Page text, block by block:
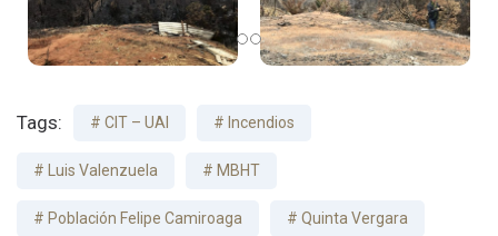
Tags: CIT – UAI Incendios
Luis Valenzuela MBHT
Población Felipe Camiroaga Quinta Vergara